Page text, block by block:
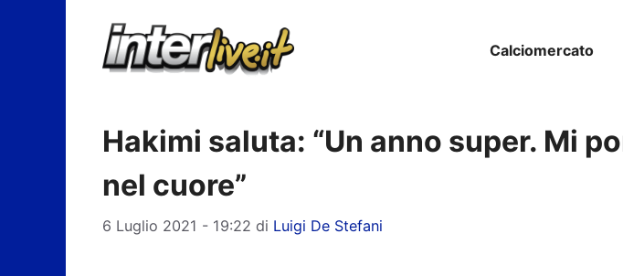
Calciomercato
Hakimi saluta: “Un anno super. Mi
nel cuore”
6 Luglio 2021 - 19:22 di Luigi De Stefani